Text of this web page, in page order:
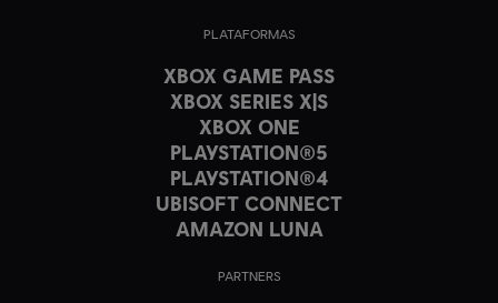
PLATAFORMAS
XBOX GAME PASS
XBOX SERIES X|S
XBOX ONE
PLAYSTATION®5
PLAYSTATION®4
UBISOFT CONNECT
AMAZON LUNA
PARTNERS